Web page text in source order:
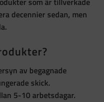
decennier sedan, men
.
av begagnade
skick.
5-10 arbetsdagar.